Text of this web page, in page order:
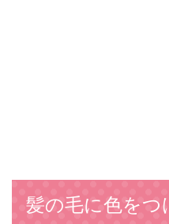
髪の毛に色をつ